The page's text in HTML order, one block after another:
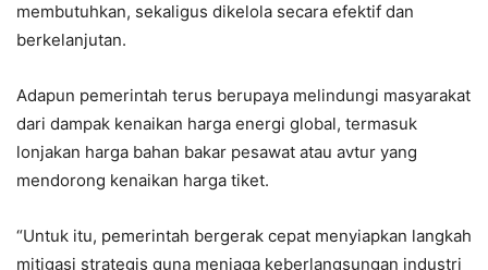
membutuhkan, sekaligus dikelola secara efektif dan
berkelanjutan.
Adapun pemerintah terus berupaya melindungi masyarakat
dari dampak kenaikan harga energi global, termasuk
lonjakan harga bahan bakar pesawat atau avtur yang
mendorong kenaikan harga tiket.
“Untuk itu, pemerintah bergerak cepat menyiapkan langkah
mitigasi strategis guna menjaga keberlangsungan industri